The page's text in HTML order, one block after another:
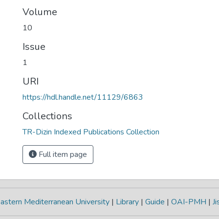
Volume
10
Issue
1
URI
https://hdl.handle.net/11129/6863
Collections
TR-Dizin Indexed Publications Collection
Full item page
Mediterranean University | Library | Guide | OAI-PMH |